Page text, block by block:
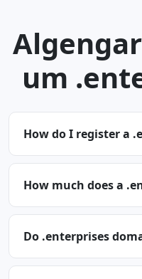
um
How do I register a
How much does a
Do .enterprises